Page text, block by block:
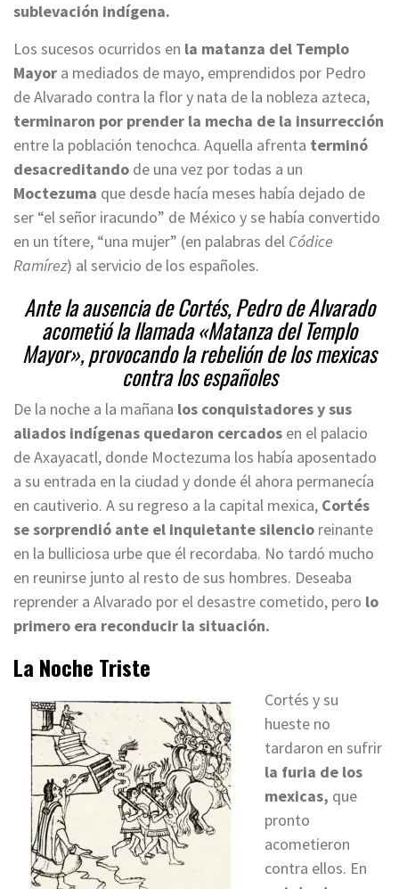
sublevación indígena.
Los sucesos ocurridos en la matanza del Templo
Mayor a mediados de mayo, emprendidos por Pedro
de Alvarado contra la flor y nata de la nobleza azteca,
terminaron por prender la mecha de la insurrección
entre la población tenochca. Aquella afrenta terminó
desacreditando de una vez por todas a un
Moctezuma que desde hacía meses había dejado de
ser “el señor iracundo” de México y se había convertido
en un títere, “una mujer” (en palabras del Códice
Ramírez) al servicio de los españoles.
Ante la ausencia de Cortés, Pedro de Alvarado
acometió la llamada «Matanza del Templo
Mayor», provocando la rebelión de los mexicas
contra los españoles
De la noche a la mañana los conquistadores y sus
aliados indígenas quedaron cercados en el palacio
de Axayacatl, donde Moctezuma los había aposentado
a su entrada en la ciudad y donde él ahora permanecía
en cautiverio. A su regreso a la capital mexica, Cortés
se sorprendió ante el inquietante silencio reinante
en la bulliciosa urbe que él recordaba. No tardó mucho
en reunirse junto al resto de sus hombres. Deseaba
reprender a Alvarado por el desastre cometido, pero lo
primero era reconducir la situación.
La Noche Triste
Cortés y su
hueste no
tardaron en sufrir
la furia de los
mexicas, que
pronto
acometieron
contra ellos. En